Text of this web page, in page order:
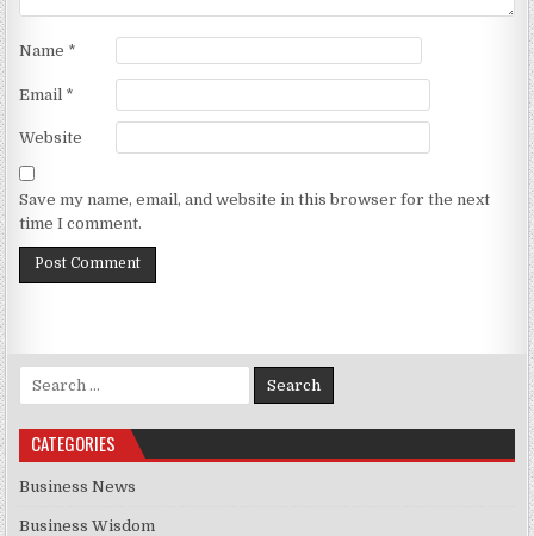
Name *
Email *
Website
Save my name, email, and website in this browser for the next
time I comment.
Search for:
CATEGORIES
Business News
Business Wisdom